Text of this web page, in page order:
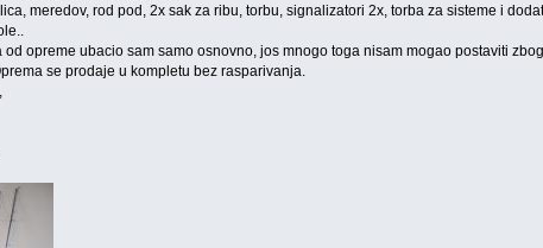
meredov, rod pod, 2x sak za ribu, torbu, signalizatori 2x, torba za sisteme i
od opreme ubacio sam samo osnovno, jos mnogo toga nisam mogao postaviti
se prodaje u kompletu bez rasparivanja.